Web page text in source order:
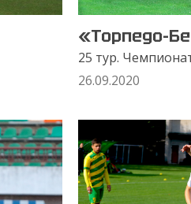
«Торпедо-
25 тур.
26.09.2020